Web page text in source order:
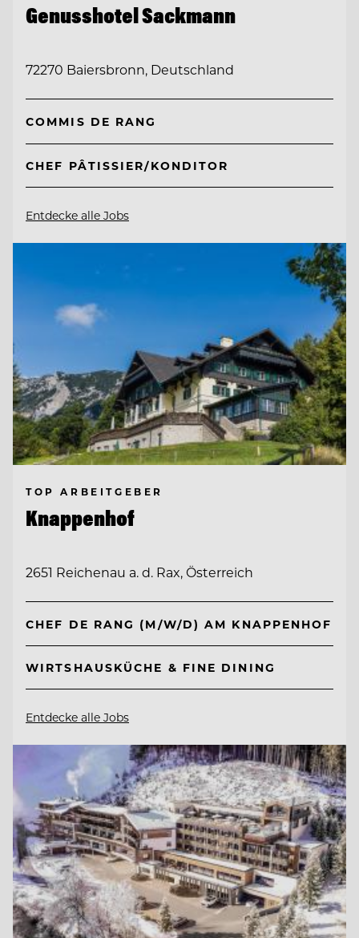
Genusshotel Sackmann
72270 Baiersbronn, Deutschland
COMMIS DE RANG
CHEF PÂTISSIER/KONDITOR
Entdecke alle Jobs
TOP ARBEITGEBER
Knappenhof
2651 Reichenau a. d. Rax, Österreich
CHEF DE RANG (M/W/D) AM KNAPPENHOF
WIRTSHAUSKÜCHE & FINE DINING
Entdecke alle Jobs